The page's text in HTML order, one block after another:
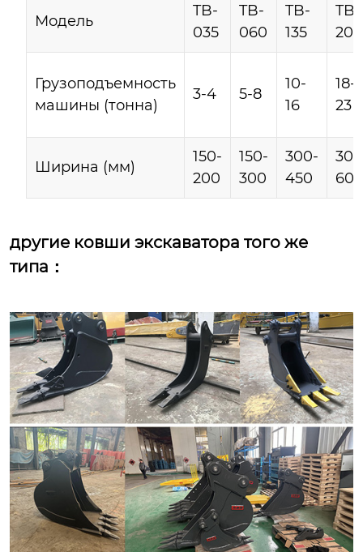
Модель
TB-
035
TB-
060
TB-
135
TB-
200
Грузоподъемность
машины (тонна)
3-4 5-8
10-
16
18-
23
Ширина (мм)
150-
200
150-
300
300-
450
600
другие ковши экскаватора того же
типа：